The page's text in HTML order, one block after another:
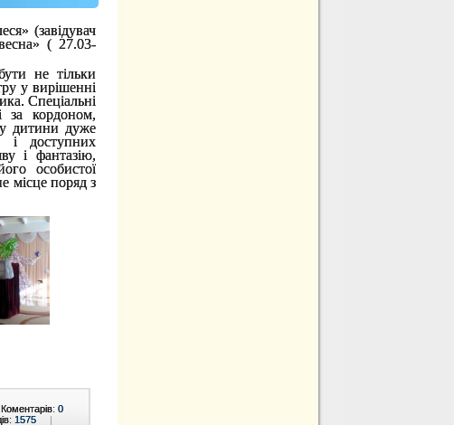
(завідувач
( 27.03-
не тільки
у вирішенні
Спеціальні
за кордоном,
дитини дуже
і доступних
і фантазію,
особистої
місце поряд з
Коментарів: 0
1575 |